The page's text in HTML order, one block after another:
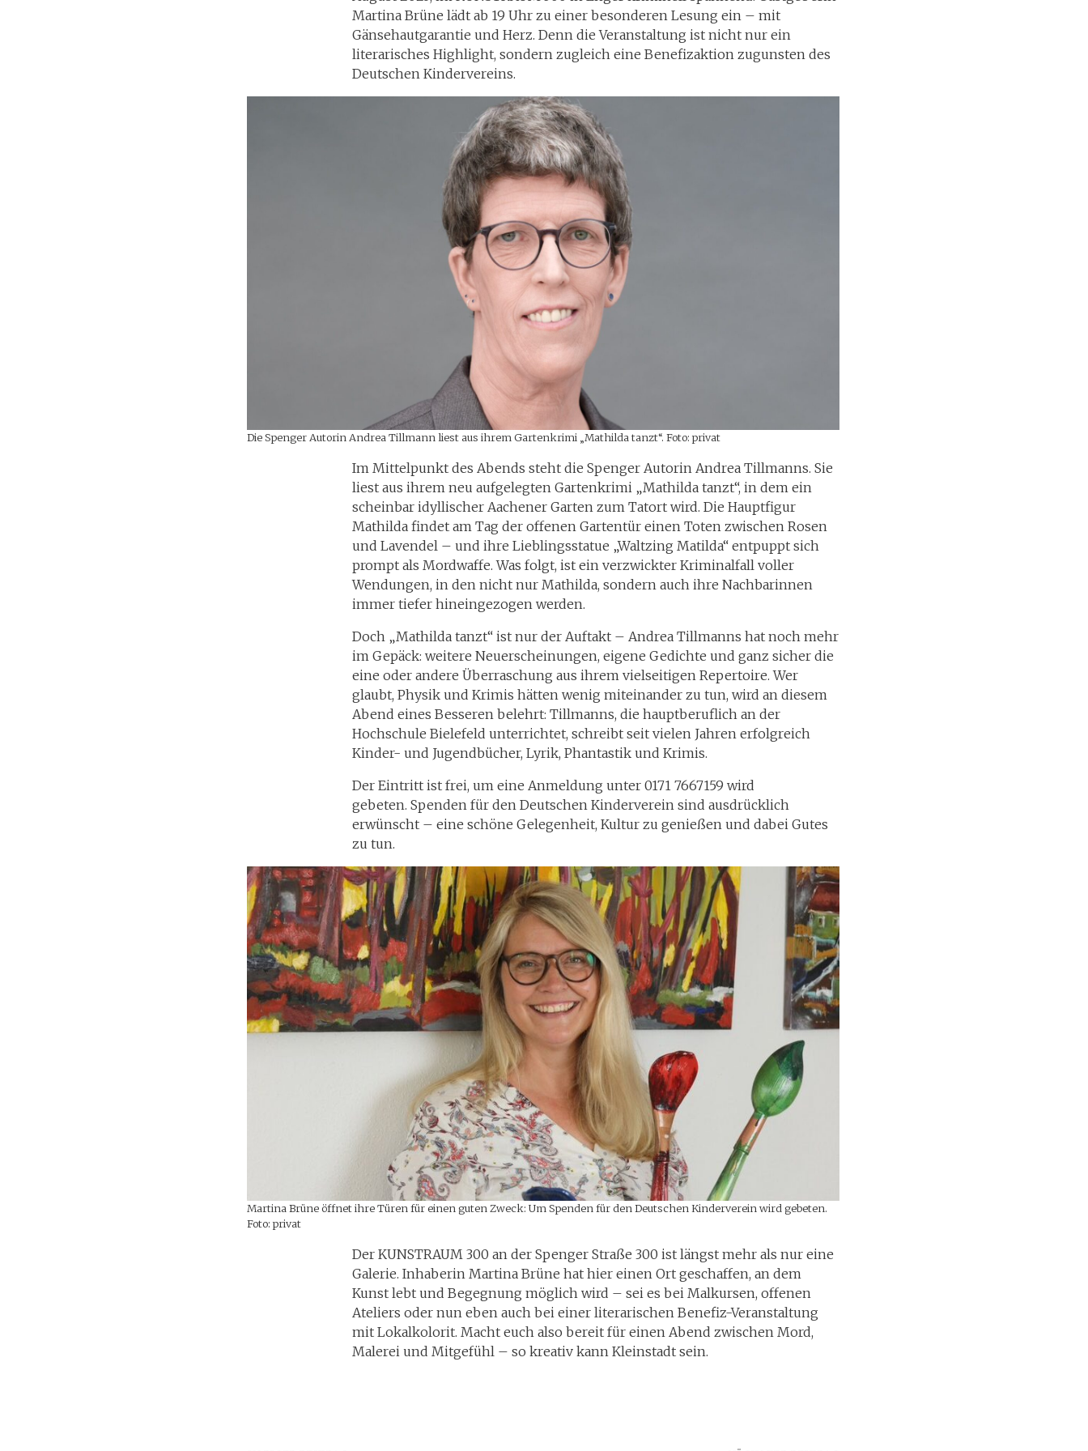
Martina Brüne lädt ab 19 Uhr zu einer besonderen Lesung ein – mit
Gänsehautgarantie und Herz. Denn die Veranstaltung ist nicht nur ein
literarisches Highlight, sondern zugleich eine Benefizaktion zugunsten des
Deutschen Kindervereins.
Die Spenger Autorin Andrea Tillmann liest aus ihrem Gartenkrimi „Mathilda tanzt“. Foto: privat
Im Mittelpunkt des Abends steht die Spenger Autorin Andrea Tillmanns. Sie
liest aus ihrem neu aufgelegten Gartenkrimi „Mathilda tanzt“, in dem ein
scheinbar idyllischer Aachener Garten zum Tatort wird. Die Hauptfigur
Mathilda findet am Tag der offenen Gartentür einen Toten zwischen Rosen
und Lavendel – und ihre Lieblingsstatue „Waltzing Matilda“ entpuppt sich
prompt als Mordwaffe. Was folgt, ist ein verzwickter Kriminalfall voller
Wendungen, in den nicht nur Mathilda, sondern auch ihre Nachbarinnen
immer tiefer hineingezogen werden.
Doch „Mathilda tanzt“ ist nur der Auftakt – Andrea Tillmanns hat noch mehr
im Gepäck: weitere Neuerscheinungen, eigene Gedichte und ganz sicher die
eine oder andere Überraschung aus ihrem vielseitigen Repertoire. Wer
glaubt, Physik und Krimis hätten wenig miteinander zu tun, wird an diesem
Abend eines Besseren belehrt: Tillmanns, die hauptberuflich an der
Hochschule Bielefeld unterrichtet, schreibt seit vielen Jahren erfolgreich
Kinder- und Jugendbücher, Lyrik, Phantastik und Krimis.
Der Eintritt ist frei, um eine Anmeldung unter 0171 7667159 wird
gebeten. Spenden für den Deutschen Kinderverein sind ausdrücklich
erwünscht – eine schöne Gelegenheit, Kultur zu genießen und dabei Gutes
zu tun.
Martina Brüne öffnet ihre Türen für einen guten Zweck: Um Spenden für den Deutschen Kinderverein wird gebeten.
Foto: privat
Der KUNSTRAUM 300 an der Spenger Straße 300 ist längst mehr als nur eine
Galerie. Inhaberin Martina Brüne hat hier einen Ort geschaffen, an dem
Kunst lebt und Begegnung möglich wird – sei es bei Malkursen, offenen
Ateliers oder nun eben auch bei einer literarischen Benefiz-Veranstaltung
mit Lokalkolorit. Macht euch also bereit für einen Abend zwischen Mord,
Malerei und Mitgefühl – so kreativ kann Kleinstadt sein.